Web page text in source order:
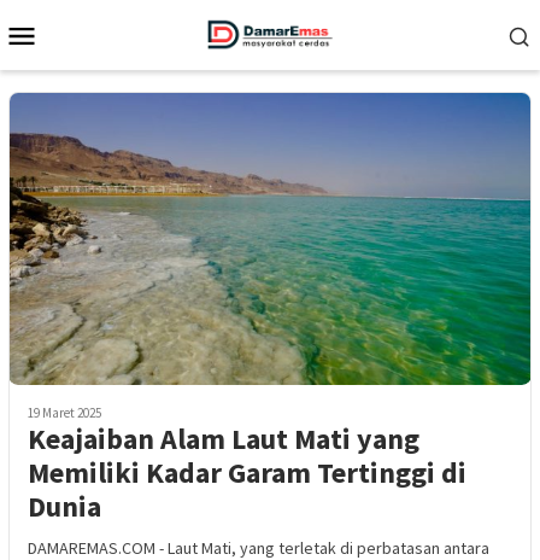
ke
Mobile
19 Maret 2025
Keajaiban Alam Laut Mati yang
Memiliki Kadar Garam Tertinggi di
Dunia
DAMAREMAS.COM - Laut Mati, yang terletak di perbatasan antara